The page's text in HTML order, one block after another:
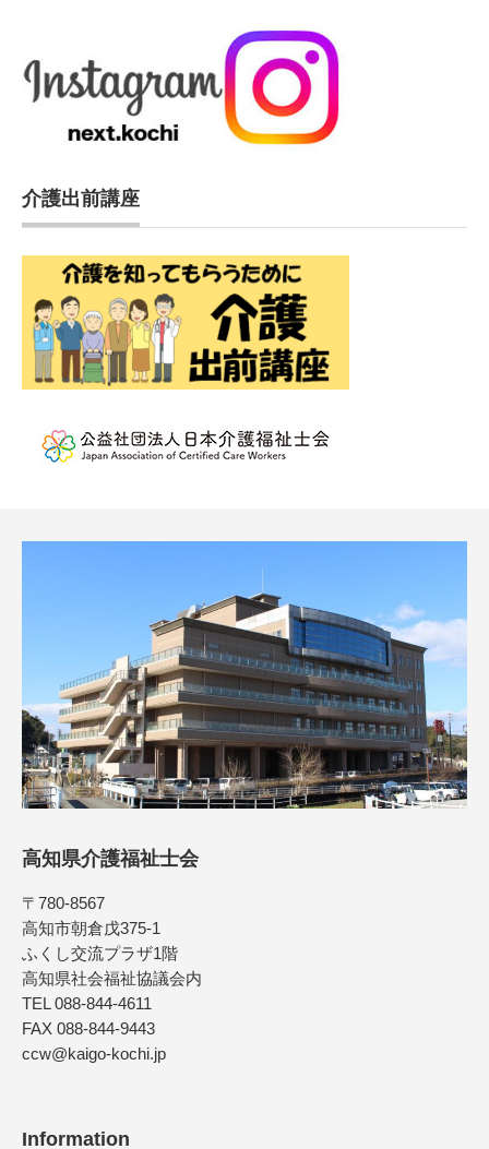
介護出前講座
高知県介護福祉士会
〒780-8567
高知市朝倉戊375-1
ふくし交流プラザ1階
高知県社会福祉協議会内
TEL 088-844-4611
FAX 088-844-9443
ccw@kaigo-kochi.jp
Information